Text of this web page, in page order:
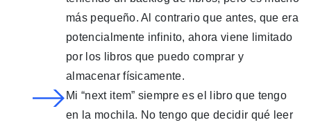
más pequeño. Al contrario que antes, que era
potencialmente infinito, ahora viene limitado
por los libros que puedo comprar y
almacenar físicamente.
Mi “next item” siempre es el libro que tengo
en la mochila. No tengo que decidir qué leer